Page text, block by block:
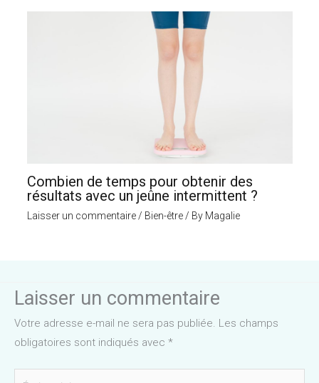
Combien de temps pour obtenir des
résultats avec un jeûne intermittent ?
Laisser un commentaire / Bien-être/ By Magalie
Laisser un commentaire
Votre adresse e-mail ne sera pas publiée. Les champs
obligatoires sont indiqués avec *